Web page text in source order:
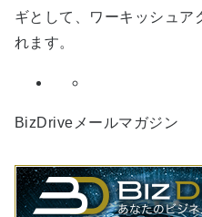
ギとして、ワーキッシュア
れます。
BizDriveメールマガジン